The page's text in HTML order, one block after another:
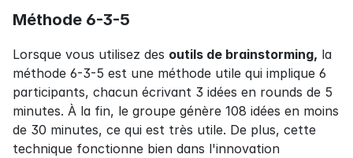
Méthode 6-3-5
Lorsque vous utilisez des outils de brainstorming, la
méthode 6-3-5 est une méthode utile qui implique 6
participants, chacun écrivant 3 idées en rounds de 5
minutes. À la fin, le groupe génère 108 idées en moins
de 30 minutes, ce qui est très utile. De plus, cette
technique fonctionne bien dans l'innovation